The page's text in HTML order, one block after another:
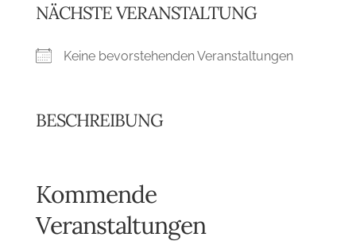
NÄCHSTE VERANSTALTUNG
Keine bevorstehenden Veranstaltungen
BESCHREIBUNG
Kommende
Veranstaltungen